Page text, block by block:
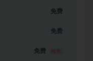
免费
免费
免费